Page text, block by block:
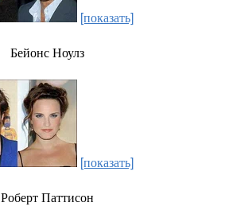
[показать]
Бейонс Ноулз
[показать]
Роберт Паттисон